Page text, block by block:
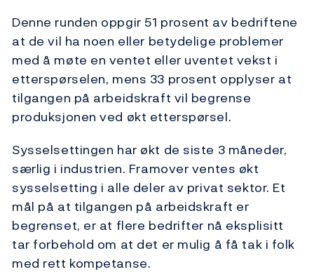
Denne runden oppgir 51 prosent av bedriftene
at de vil ha noen eller betydelige problemer
med å møte en ventet eller uventet vekst i
etterspørselen, mens 33 prosent opplyser at
tilgangen på arbeidskraft vil begrense
produksjonen ved økt etterspørsel.
Sysselsettingen har økt de siste 3 måneder,
særlig i industrien. Framover ventes økt
sysselsetting i alle deler av privat sektor. Et
mål på at tilgangen på arbeidskraft er
begrenset, er at flere bedrifter nå eksplisitt
tar forbehold om at det er mulig å få tak i folk
med rett kompetanse.